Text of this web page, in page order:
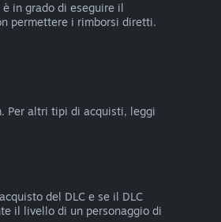
in grado di eseguire il
permettere i rimborsi diretti.
Per altri tipi di acquisti, leggi
del DLC e se il DLC
il livello di un personaggio di